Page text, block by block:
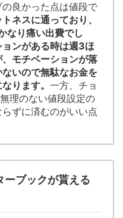
良かった点は値段で
ネスに通っており、
なり痛い出費でし
ンがある時は週3ほ
モチベーションが落
いので無駄なお金を
ります。 一方、チョ
理のない値段設定の
ずに済むのがいい点
ーブックが貰える